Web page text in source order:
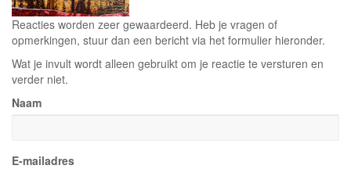
Reacties worden zeer gewaardeerd. Heb je vragen of
opmerkingen, stuur dan een bericht via het formulier hieronder.
Wat je invult wordt alleen gebruikt om je reactie te versturen en
verder niet.
Naam
E-mailadres